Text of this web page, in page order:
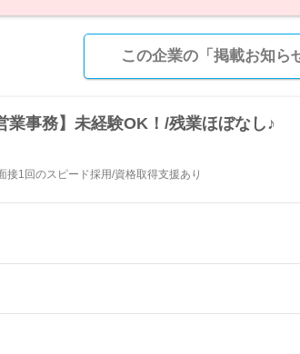
この企業の「掲載お知ら
業事務】未経験OK！/残業ほぼなし♪
接1回のスピード採用/資格取得支援あり